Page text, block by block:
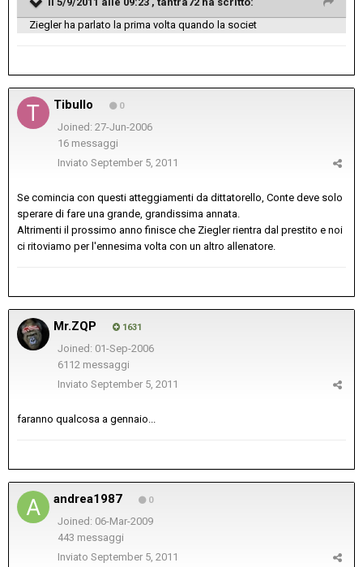
Ziegler ha parlato la prima volta quando la societ
Tibullo 0
Joined: 27-Jun-2006
16 messaggi
Inviato September 5, 2011
Se comincia con questi atteggiamenti da dittatorello, Conte deve solo
sperare di fare una grande, grandissima annata.
Altrimenti il prossimo anno finisce che Ziegler rientra dal prestito e noi
ci ritoviamo per l'ennesima volta con un altro allenatore.
Mr.ZQP 1631
Joined: 01-Sep-2006
6112 messaggi
Inviato September 5, 2011
faranno qualcosa a gennaio...
andrea1987 0
Joined: 06-Mar-2009
443 messaggi
Inviato September 5, 2011